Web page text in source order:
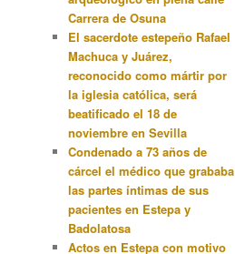
Carrera de Osuna
El sacerdote estepeño Rafael
Machuca y Juárez,
reconocido como mártir por
la iglesia católica, será
beatificado el 18 de
noviembre en Sevilla
Condenado a 73 años de
cárcel el médico que grababa
las partes íntimas de sus
pacientes en Estepa y
Badolatosa
Actos en Estepa con motivo